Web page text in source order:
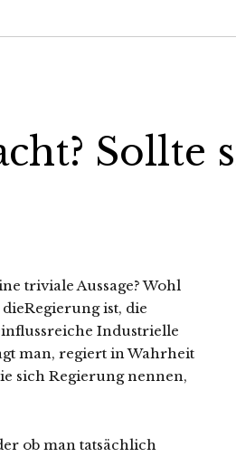
Sollte
triviale Aussage? Wohl
ist, die
Industrielle
man, regiert in Wahrheit
sich Regierung nennen,
ob man tatsächlich